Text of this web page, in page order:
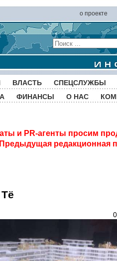
о проекте
ВЛАСТЬ СПЕЦСЛУЖБЫ
ФИНАНСЫ О НАС
и PR-агенты просим
редакционная